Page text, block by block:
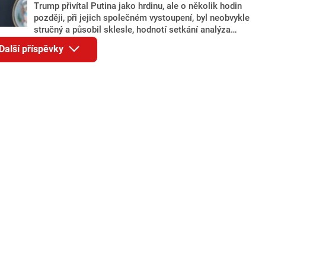
Trump přivítal Putina jako hrdinu, ale o několik hodin
později, při jejich společném vystoupení, byl neobvykle
stručný a působil sklesle, hodnotí setkání analýza
amerického deníku The Washington Post.
Další příspěvky